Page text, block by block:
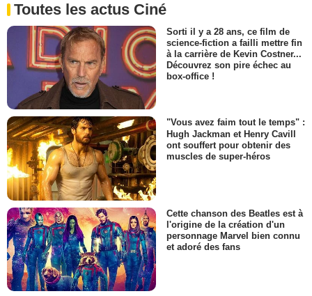
Toutes les actus Ciné
Sorti il y a 28 ans, ce film de
science-fiction a failli mettre fin
à la carrière de Kevin Costner...
Découvrez son pire échec au
box-office !
"Vous avez faim tout le temps" :
Hugh Jackman et Henry Cavill
ont souffert pour obtenir des
muscles de super-héros
Cette chanson des Beatles est à
l'origine de la création d'un
personnage Marvel bien connu
et adoré des fans